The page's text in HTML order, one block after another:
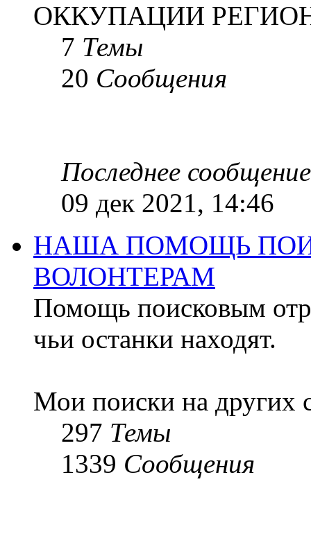
ОККУПАЦИИ
7 Темы
20 Сообщения
Последнее сообщение
09 дек 2021, 14:46
НАША ПОМОЩЬ
ВОЛОНТЕРАМ
Помощь поисковым
чьи останки находят.
Мои поиски на других
297 Темы
1339 Сообщения